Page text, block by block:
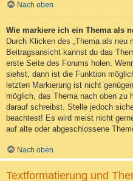
Nach oben
Wie markiere ich ein Thema als
Durch Klicken des „Thema als neu
Beitragsansicht kannst du das
erste Seite des Forums holen.
siehst, dann ist die Funktion
letzten Markierung ist nicht
möglich, das Thema nach oben zu
darauf schreibst. Stelle jedoch
beachtest! Es wird meist nicht
auf alte oder abgeschlossene
Nach oben
Textformatierung und